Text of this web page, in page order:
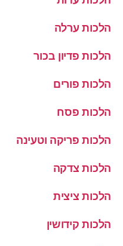
הלכות ערלה
הלכות פדיון בכור
הלכות פורים
הלכות פסח
הלכות פריקה וטעינה
הלכות צדקה
הלכות ציצית
הלכות קידושין